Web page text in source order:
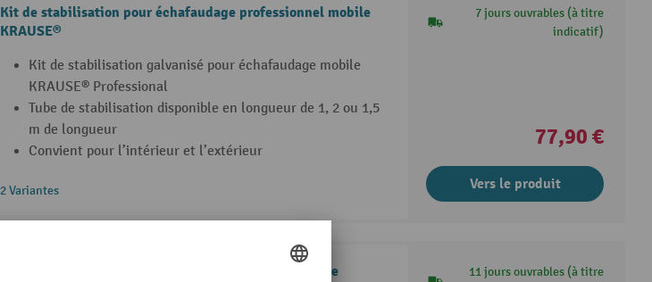
Kit de stabilisation pour échafaudage professionnel mobile
KRAUSE®
Kit de stabilisation galvanisé pour échafaudage mobile
KRAUSE® Professional
Tube de stabilisation disponible en longueur de 1, 2 ou 1,5
m de longueur
Convient pour l’intérieur et l’extérieur
2 Variantes
7 jours ouvrables (à titre
indicatif)
77,90 €
Vers le produit
Plaque en acier pour système d’échafaudage antigivre
11 jours ouvrables (à titre